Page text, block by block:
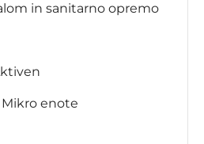
in sanitarno opremo
Mikro enote